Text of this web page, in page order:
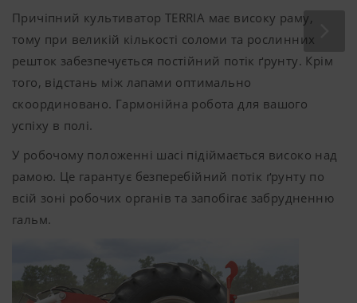
Причіпний культиватор TERRIA має високу раму,
тому при великій кількості соломи та рослинних
решток забезпечується постійний потік ґрунту. Крім
того, відстань між лапами оптимально
скоординовано. Гармонійна робота для вашого
успіху в полі.
У робочому положенні шасі підіймається високо над
рамою. Це гарантує безперебійний потік ґрунту по
всій зоні робочих органів та запобігає забрудненню
гальм.